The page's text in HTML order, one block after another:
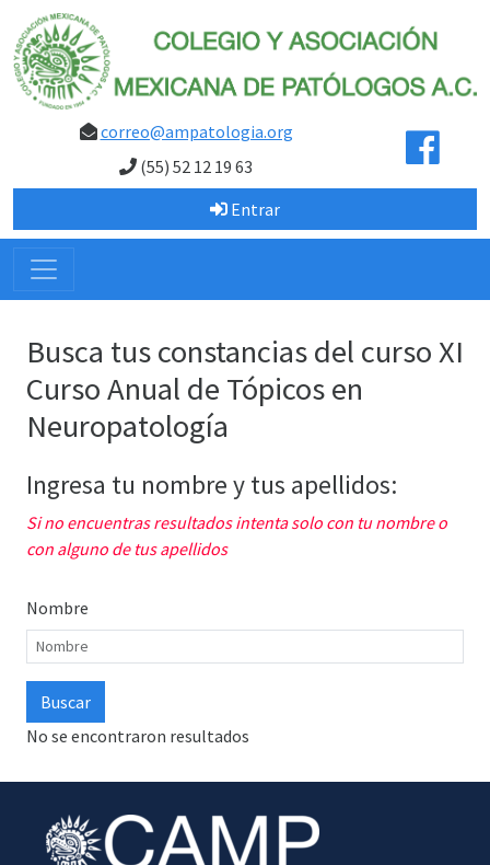
correo@ampatologia.org
(55) 52 12 19 63
Entrar
Busca tus constancias del curso XI
Curso Anual de Tópicos en
Neuropatología
Ingresa tu nombre y tus apellidos:
Si no encuentras resultados intenta solo con tu nombre o
con alguno de tus apellidos
Nombre
No se encontraron resultados